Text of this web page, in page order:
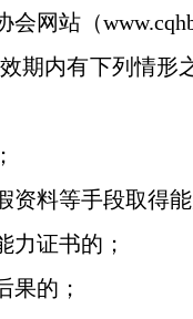
网站（
期内有下列情形
料等手段取得能
证书的；
的；